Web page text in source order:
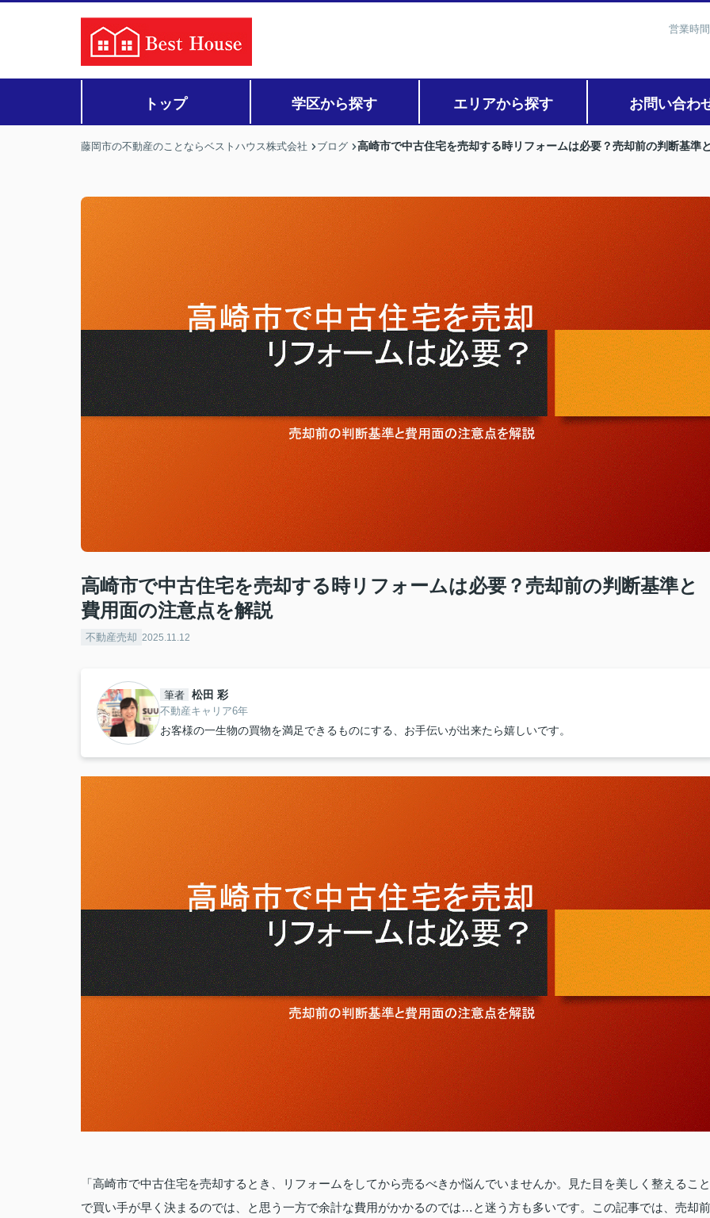
営業時
トップ 学区から探す エリアから探す お問い合わ
藤岡市の不動産のことならベストハウス株式会社 ブログ 高崎市で中古住宅を売却する時リフォームは必要？売却前の判断基準
高崎市で中古住宅を売却する時リフォームは必要？売却前の判断基準と
費用面の注意点を解説
不動産売却 2025.11.12
筆者 松田 彩
不動産キャリア6年
お客様の一生物の買物を満足できるものにする、お手伝いが出来たら嬉しいです。
「高崎市で中古住宅を売却するとき、リフォームをしてから売るべきか悩んでいませんか。見た目を美しく整えること
で買い手が早く決まるのでは、と思う一方で余計な費用がかかるのでは…と迷う方も多いです。この記事では、売却前